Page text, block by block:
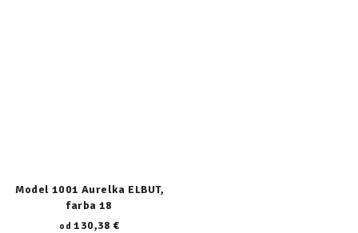
Model 1001 Aurelka ELBUT,
farba 18
od 130,38 €